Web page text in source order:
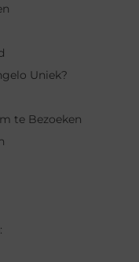
Uniek?
te Bezoeken